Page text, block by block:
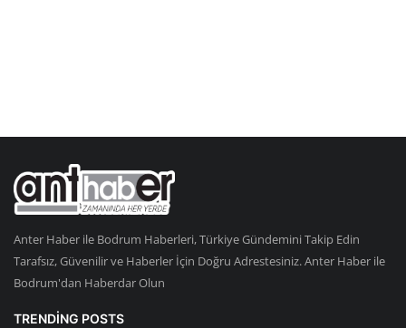
Anter Haber ile Bodrum Haberleri, Türkiye Gündemini Takip Edin
Tarafsız, Güvenilir ve Haberler İçin Doğru Adrestesiniz. Anter Haber ile
Bodrum'dan Haberdar Olun
TRENDING POSTS